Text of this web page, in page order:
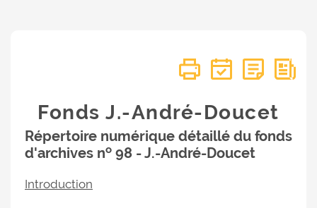
Fonds J.-André-Doucet
Répertoire numérique détaillé du fonds
d'archives no 98 - J.-André-Doucet
Introduction